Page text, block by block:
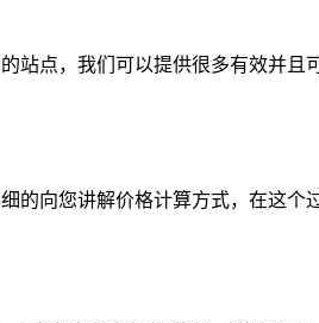
站点，我们可以提供很多有效并
的向您讲解价格计算方式，在这个